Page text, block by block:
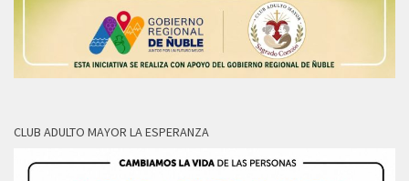
CLUB ADULTO MAYOR LA ESPERANZA